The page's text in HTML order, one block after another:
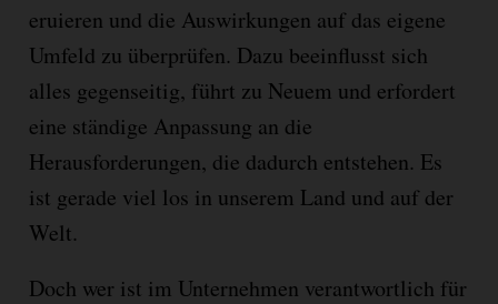
eruieren und die Auswirkungen auf das eigene
Umfeld zu überprüfen. Dazu beeinflusst sich
alles gegenseitig, führt zu Neuem und erfordert
eine ständige Anpassung an die
Herausforderungen, die dadurch entstehen. Es
ist gerade viel los in unserem Land und auf der
Welt.
Doch wer ist im Unternehmen verantwortlich für